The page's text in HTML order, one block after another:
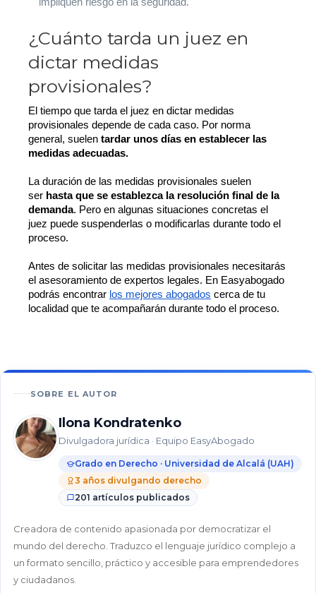
¿Cuánto tarda un juez en
dictar medidas
provisionales?
El tiempo que tarda el juez en dictar medidas
provisionales depende de cada caso. Por norma
general, suelen tardar unos días en establecer las
medidas adecuadas.
La duración de las medidas provisionales suelen
ser hasta que se establezca la resolución final de la
demanda. Pero en algunas situaciones concretas el
juez puede suspenderlas o modificarlas durante todo el
proceso.
Antes de solicitar las medidas provisionales necesitarás
el asesoramiento de expertos legales. En Easyabogado
podrás encontrar los mejores abogados cerca de tu
localidad que te acompañarán durante todo el proceso.
¿Qué
son
las
medidas
provisionales?
¿Cuándo
se
pueden
las
medidas
SOBRE EL AUTOR
Ilona Kondratenko
Divulgadora jurídica · Equipo EasyAbogado
Grado en Derecho · Universidad de Alcalá (UAH)
3 años divulgando derecho
201 artículos publicados
Creadora de contenido apasionada por democratizar el
mundo del derecho. Traduzco el lenguaje jurídico complejo a
un formato sencillo, práctico y accesible para emprendedores
y ciudadanos.